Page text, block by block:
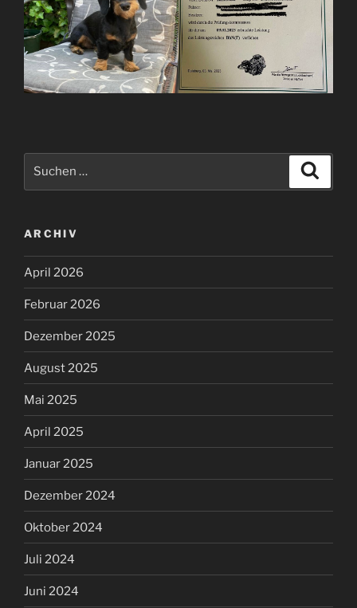
ARCHIV
April 2026
Februar 2026
Dezember 2025
August 2025
Mai 2025
April 2025
Januar 2025
Dezember 2024
Oktober 2024
Juli 2024
Juni 2024